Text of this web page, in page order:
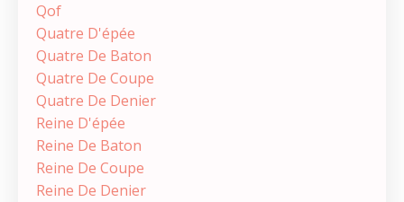
Qof
Quatre D'épée
Quatre De Baton
Quatre De Coupe
Quatre De Denier
Reine D'épée
Reine De Baton
Reine De Coupe
Reine De Denier